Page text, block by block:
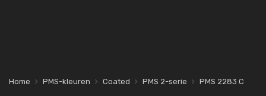
Home PMS-kleuren Coated PMS 2-serie PMS 2283 C